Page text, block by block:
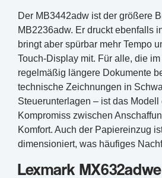
Der MB3442adw ist der größere
MB2236adw. Er druckt ebenfalls
bringt aber spürbar mehr Tempo
Touch-Display mit. Für alle, die
regelmäßig längere Dokumente
technische Zeichnungen in
Steuerunterlagen – ist das Modell
Kompromiss zwischen
Komfort. Auch der Papiereinzug
dimensioniert, was häufiges
Lexmark